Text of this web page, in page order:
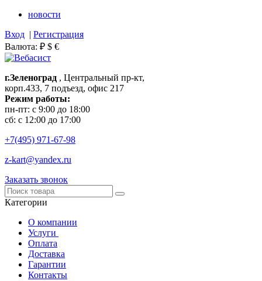
новости
Вход | Регистрация
Валюта: ₽ $ €
г.Зеленоград , Центральный пр-кт,
корп.433, 7 подъезд, офис 217
Режим работы:
пн-пт: с 9:00 до 18:00
сб: с 12:00 до 17:00
+7(495) 971-67-98
z-kart@yandex.ru
Заказать звонок
Категории
О компании
Услуги
Оплата
Доставка
Гарантии
Контакты